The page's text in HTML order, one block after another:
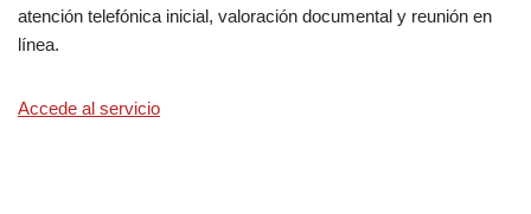
atención telefónica inicial, valoración documental y reunión en
línea.
Accede al servicio